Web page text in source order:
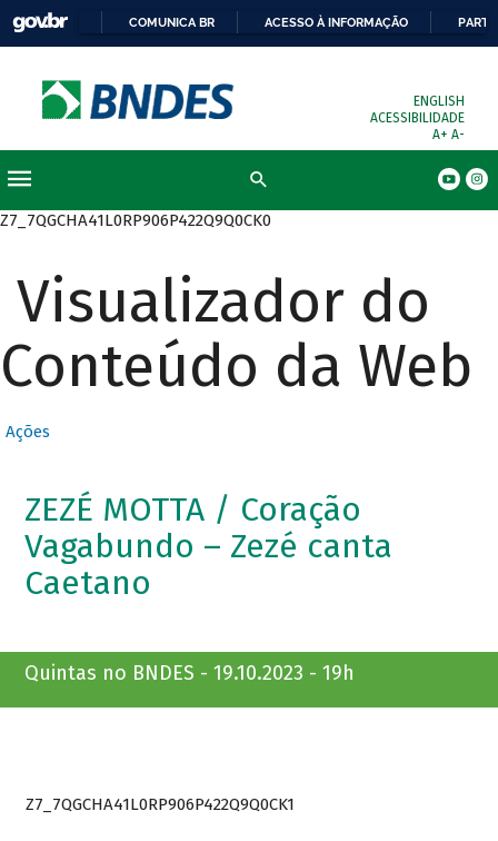
COMUNICA BR ACESSO À INFORMAÇÃO
ENGLISH
ACESSIBILIDADE
A+ A-
Z7_7QGCHA41L0RP906P422Q9Q0CK0
Visualizador do
Conteúdo da Web
Ações
ZEZÉ MOTTA / Coração
Vagabundo – Zezé canta
Caetano
Quintas no BNDES - 19.10.2023 - 19h
Z7_7QGCHA41L0RP906P422Q9Q0CK1